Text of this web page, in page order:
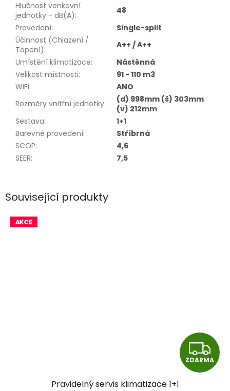
Související produkty
Z
D
ZDARMA
Pravidelný servis klimatizace 1+1
Hlučnost venkovní
jednotky - dB(A):
48
Provedení:
Single-split
Účinnost (Chlazení /
Topení):
A++ / A++
Umístění klimatizace:
Nástěnná
Velikost místnosti:
91 - 110 m3
WiFi:
ANO
Rozměry vnitřní jednotky:
(d) 998mm (š) 303mm
(v) 212mm
Sestava:
1+1
Barevné provedení:
Stříbrná
SCOP:
4,6
SEER: 7,5